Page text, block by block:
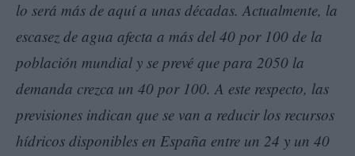
lo será más de aquí a unas décadas. Actualmente, la
escasez de agua afecta a más del 40 por 100 de la
población mundial y se prevé que para 2050 la
demanda crezca un 40 por 100. A este respecto, las
previsiones indican que se van a reducir los recursos
hídricos disponibles en España entre un 24 y un 40